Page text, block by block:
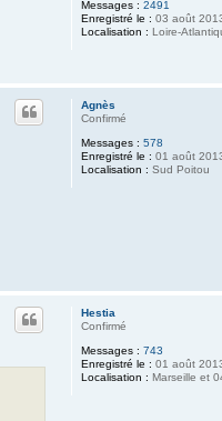
Messages : 2491
Enregistré le : 03 août
Localisation : Loire-
Agnès
Confirmé
Messages : 578
Enregistré le : 01 août
Localisation : Sud Poitou
Hestia
Confirmé
Messages : 743
Enregistré le : 01 août
Localisation : Marseille et